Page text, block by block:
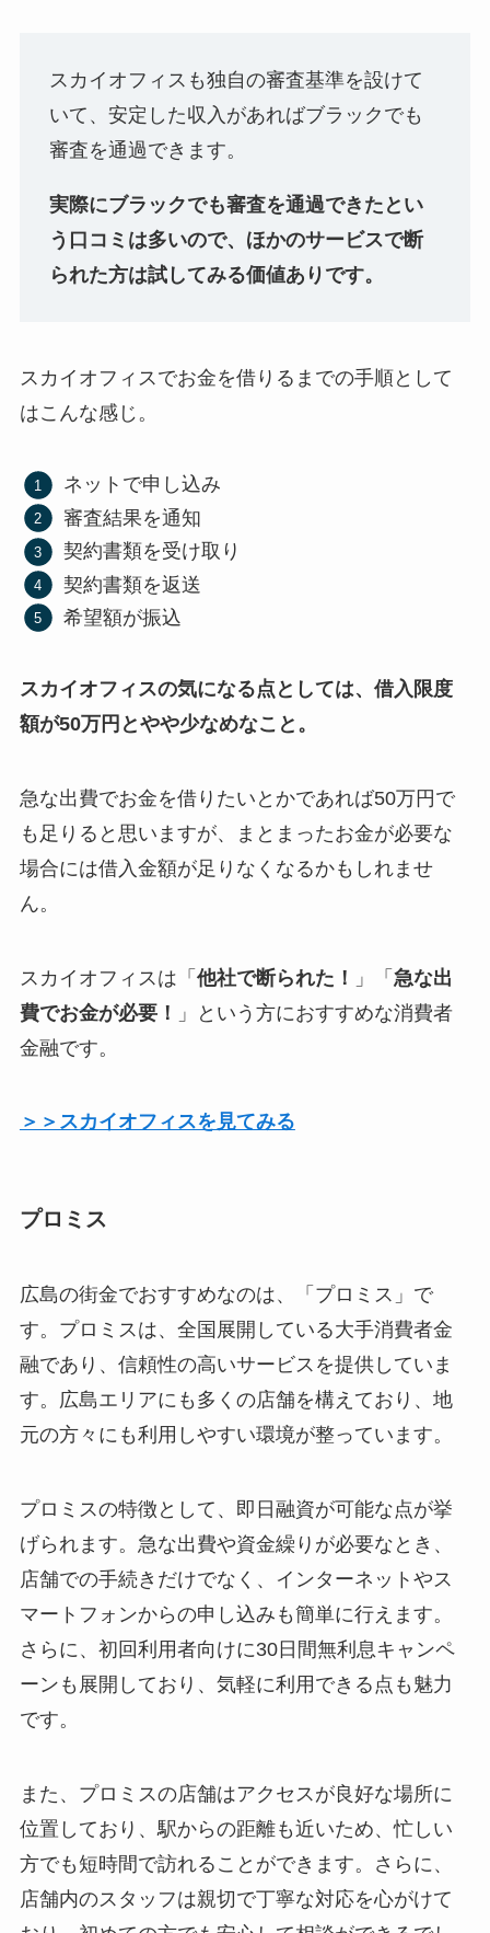
スカイオフィスも独自の審査基準を設けて
いて、安定した収入があればブラックでも
審査を通過できます。
実際にブラックでも審査を通過できたとい
う口コミは多いので、ほかのサービスで断
られた方は試してみる価値ありです。
スカイオフィスでお金を借りるまでの手順として
はこんな感じ。
ネットで申し込み
審査結果を通知
契約書類を受け取り
契約書類を返送
希望額が振込
スカイオフィスの気になる点としては、借入限度
額が50万円とやや少なめなこと。
急な出費でお金を借りたいとかであれば50万円で
も足りると思いますが、まとまったお金が必要な
場合には借入金額が足りなくなるかもしれませ
ん。
スカイオフィスは「 他社で断られた！ 」「 急な出
費でお金が必要！
」という方におすすめな消費者
金融です。
＞＞スカイオフィスを見てみる
プロミス
広島の街金でおすすめなのは、「プロミス」で
す。プロミスは、全国展開している大手消費者金
融であり、信頼性の高いサービスを提供していま
す。広島エリアにも多くの店舗を構えており、地
元の方々にも利用しやすい環境が整っています。
プロミスの特徴として、即日融資が可能な点が挙
げられます。急な出費や資金繰りが必要なとき、
店舗での手続きだけでなく、インターネットやス
マートフォンからの申し込みも簡単に行えます。
さらに、初回利用者向けに30日間無利息キャンペ
ーンも展開しており、気軽に利用できる点も魅力
です。
また、プロミスの店舗はアクセスが良好な場所に
位置しており、駅からの距離も近いため、忙しい
方でも短時間で訪れることができます。さらに、
店舗内のスタッフは親切で丁寧な対応を心がけて